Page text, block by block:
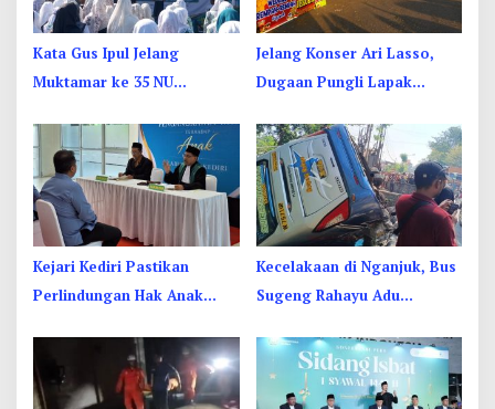
Kata Gus Ipul Jelang
Muktamar ke 35 NU
Suguh, Lungguh
Jelang Konser Ari Lasso,
Dugaan Pungli Lapak
Disorot
Kejari Kediri Pastikan
Perlindungan Hak Anak
Kecelakaan di Nganjuk, Bus
Sugeng Rahayu Adu
Truk, 4 Orang Luka